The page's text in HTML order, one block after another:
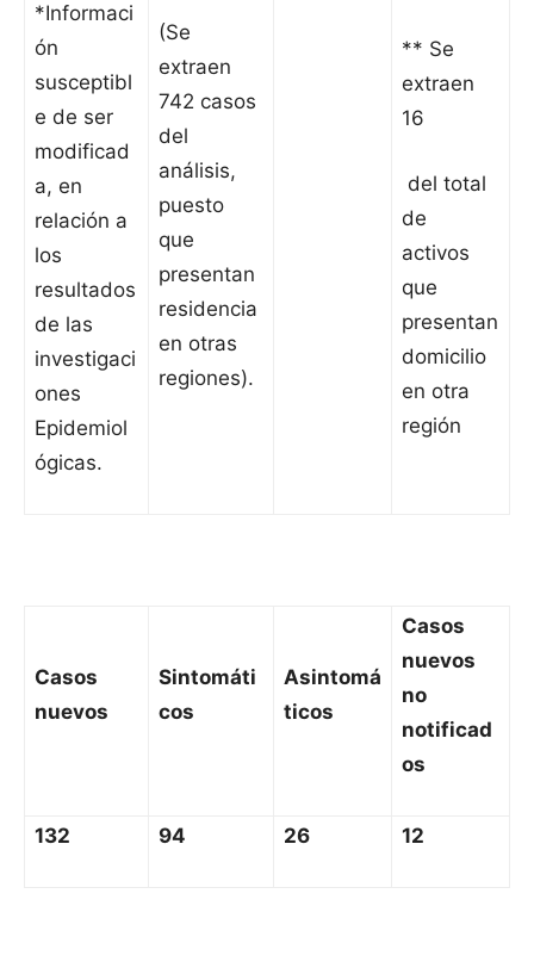
*Informaci
ón
susceptibl
e de ser
modificad
a, en
relación a
los
resultados
de las
investigaci
ones
Epidemiol
ógicas.
(Se
extraen
742 casos
del
análisis,
puesto
que
presentan
residencia
en otras
regiones).
** Se
extraen
16
del total
de
activos
que
presentan
domicilio
en otra
región
Casos
nuevos
Sintomáti
cos
Asintomá
ticos
Casos
nuevos
no
notificad
os
132 94 26 12